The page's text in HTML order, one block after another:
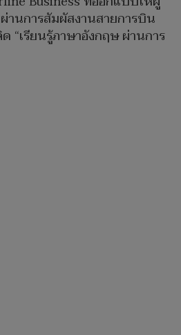
นการสัมผัสงานสายการบิน
“เรียนรู้ภาษาอังกฤษ ผ่านการ